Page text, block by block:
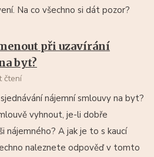
Na co všechno si dát pozor?
při uzavírání
byt?
čtení
nájemní smlouvy na byt?
vyhnout, je-li dobře
nájemného? A jak je to s kaucí
naleznete odpověď v tomto